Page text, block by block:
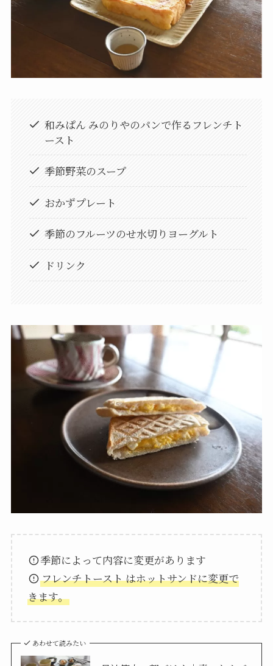
和みぱん みのりやのパンで作るフレンチト
ースト
季節野菜のスープ
おかずプレート
季節のフルーツのせ水切りヨーグルト
ドリンク
季節によって内容に変更があります
フレンチトーストはホットサンドに変更で
きます。
あわせて読みたい